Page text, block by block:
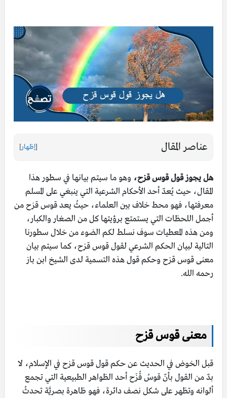
عناصر المقال [إظهار]
هل يجوز قول قوس قزح، وهو ما سيتم بيانها في سطور هذا
المقال، حيث يُعدّ أحد الأحكام الشرعية التي ينبغي على المسلم
معرفتها، فهو محط خلاف بين العلماء، حيثُ يعد قوس قزح من
أجمل اللحظات التي يستمتع برؤيتها كل من الصغار والكبار،
ومن هذه المعطيات سوف نسلط لكم الضوء من خلال سطورنا
التالية لبيان الحكم الشرعي لقول قوس قزح، كما سيتم بيان
معنى قوس قزح وحكم قول هذه التسمية لدى الشيخ ابن باز
رحمه الله.
معنى قوس قزح
قبل الخوض في الحديث عن حكم قول قوس قزح في الإسلام، لا
بدّ من القول بأنّ قوسُ قُزَح أحد الظواهر الطبيعية التي تجمع
ألوانه وتظهر على شكل نصف دائرة، فهو ظاهرة بصريَّة تحدثُ